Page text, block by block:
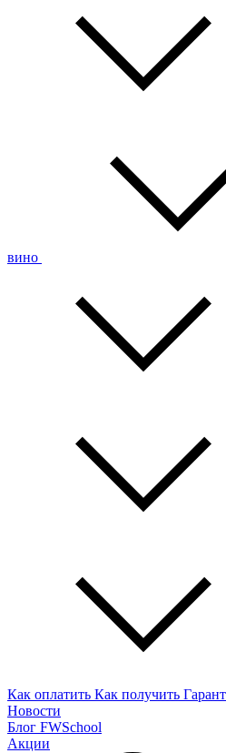
вино
Как оплатить Как получить
Новости
Блог FWSchool
Акции